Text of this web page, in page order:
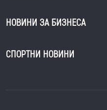
НОВИНИ ЗА БИЗНЕСА
СПОРТНИ НОВИНИ